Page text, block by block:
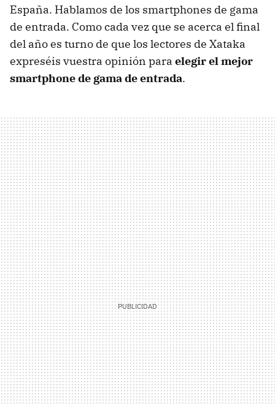
España. Hablamos de los smartphones de gama
de entrada. Como cada vez que se acerca el final
del año es turno de que los lectores de Xataka
expreséis vuestra opinión para elegir el mejor
smartphone de gama de entrada.